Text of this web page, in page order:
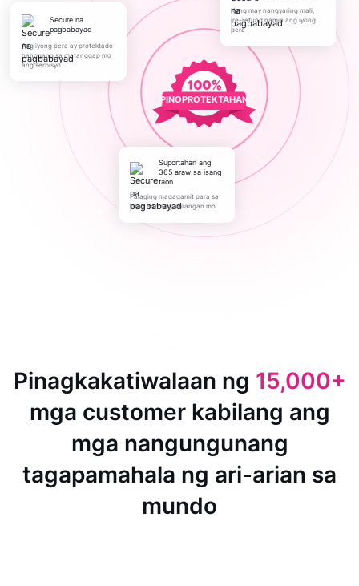
PINOPROTEKTAHAN
Secure na
pagbabayad
Ang iyong pera ay protektado
hanggang sa matanggap mo
ang serbisyo
Kung may nangyaring mali,
ire-refund namin ang iyong
pera
Suportahan ang
365 araw sa isang
taon
Palaging magagamit para sa
kung ano ang kailangan mo
Pinagkakatiwalaan ng 15,000+
mga customer kabilang ang
mga nangungunang
tagapamahala ng ari-arian sa
mundo